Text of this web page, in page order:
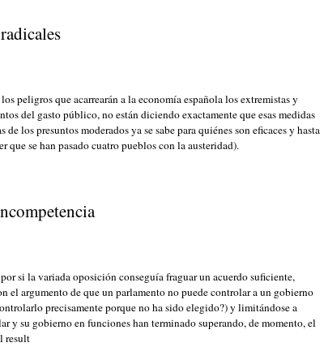
peligros que acarrearán a la economía española los extremistas y
del gasto público, no están diciendo exactamente que esas medidas
de los presuntos moderados ya se sabe para quiénes son eficaces y hasta
se han pasado cuatro pueblos con la austeridad).
si la variada oposición conseguía fraguar un acuerdo suficiente,
el argumento de que un parlamento no puede controlar a un gobierno
precisamente porque no ha sido elegido?) y limitándose a
y su gobierno en funciones han terminado superando, de momento, el
result